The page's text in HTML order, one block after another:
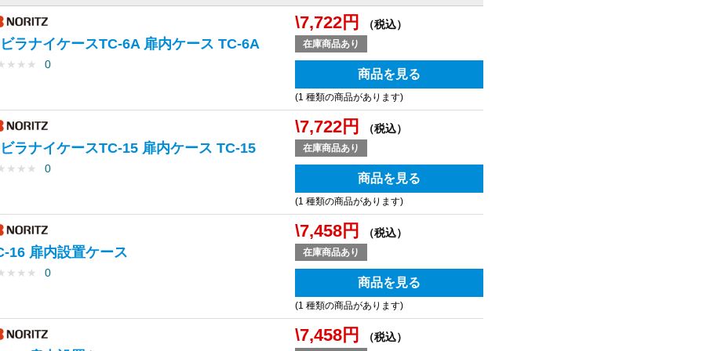
ラナイケースTC-6A 扉内ケース TC-6A
★ ★ ★ 0
\7,722円 （税込）
在庫商品あり
商品を見る
(1 種類の商品があります)
ラナイケースTC-15 扉内ケース TC-15
★ ★ ★ 0
\7,722円 （税込）
在庫商品あり
商品を見る
(1 種類の商品があります)
16 扉内設置ケース
★ ★ ★ 0
\7,458円 （税込）
在庫商品あり
商品を見る
(1 種類の商品があります)
\7,458円 （税込）